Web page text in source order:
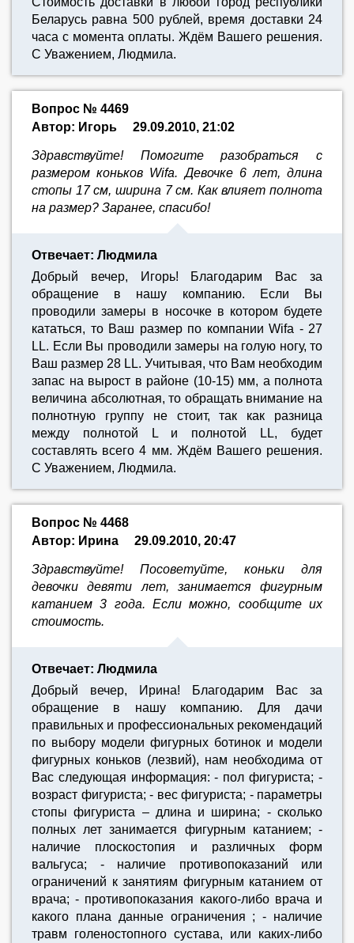
Беларусь равна 500 рублей, время доставки 24
часа с момента оплаты. Ждём Вашего решения.
С Уважением, Людмила.
Вопрос № 4469
Автор: Игорь
29.09.2010, 21:02
Здравствуйте! Помогите разобраться с
размером коньков Wifa. Девочке 6 лет, длина
стопы 17 см, ширина 7 см. Как влияет полнота
на размер? Заранее, спасибо!
Отвечает: Людмила
Добрый вечер, Игорь! Благодарим Вас за
обращение в нашу компанию. Если Вы
проводили замеры в носочке в котором будете
кататься, то Ваш размер по компании Wifa - 27
LL. Если Вы проводили замеры на голую ногу, то
Ваш размер 28 LL. Учитывая, что Вам необходим
запас на вырост в районе (10-15) мм, а полнота
величина абсолютная, то обращать внимание на
полнотную группу не стоит, так как разница
между полнотой L и полнотой LL, будет
составлять всего 4 мм. Ждём Вашего решения.
С Уважением, Людмила.
Вопрос № 4468
Автор: Ирина
29.09.2010, 20:47
Здравствуйте! Посоветуйте, коньки для
девочки девяти лет, занимается фигурным
катанием 3 года. Если можно, сообщите их
стоимость.
Отвечает: Людмила
Добрый вечер, Ирина! Благодарим Вас за
обращение в нашу компанию. Для дачи
правильных и профессиональных рекомендаций
по выбору модели фигурных ботинок и модели
фигурных коньков (лезвий), нам необходима от
Вас следующая информация: - пол фигуриста; -
возраст фигуриста; - вес фигуриста; - параметры
стопы фигуриста – длина и ширина; - сколько
полных лет занимается фигурным катанием; -
наличие плоскостопия и различных форм
вальгуса; - наличие противопоказаний или
ограничений к занятиям фигурным катанием от
врача; - противопоказания какого-либо врача и
какого плана данные ограничения ; - наличие
травм голеностопного сустава, или каких-либо